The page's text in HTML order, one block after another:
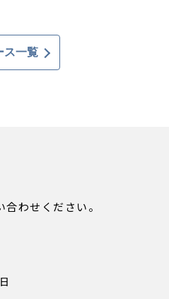
ス一覧
わせください。